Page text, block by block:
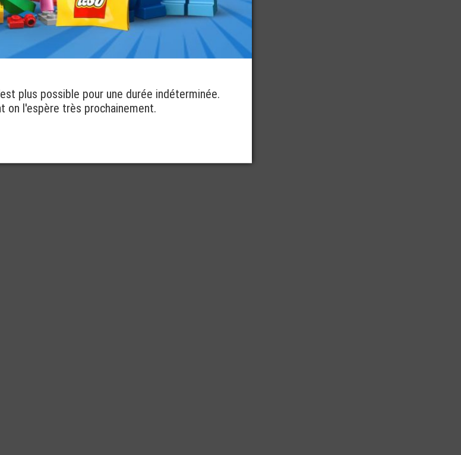
plus possible pour une durée indéterminée.
on l'espère très prochainement.